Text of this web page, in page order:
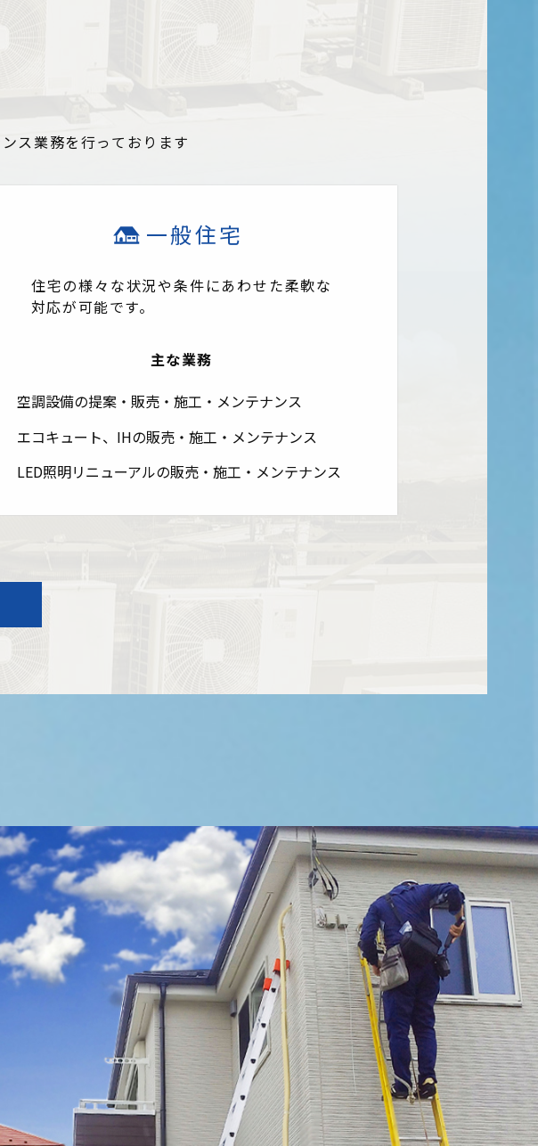
ス業務を行っております
一般住宅
住宅の様々な状況や条件にあわせた柔軟な
対応が可能です。
主な業務
空調設備の提案・販売・施工・メンテナンス
エコキュート、IHの販売・施工・メンテナンス
LED照明リニューアルの販売・施工・メンテナンス